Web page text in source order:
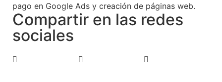
pago en Google Ads y creación de páginas web.
Compartir en las redes
sociales